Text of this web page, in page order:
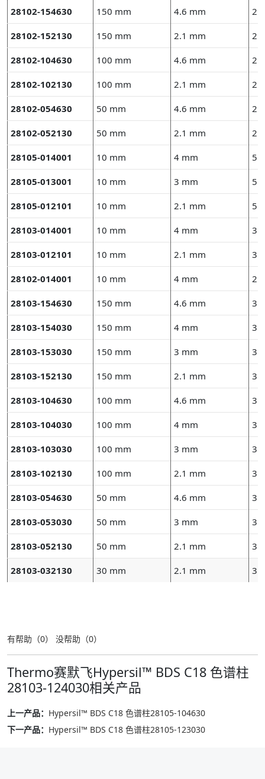
28102-154630 150 mm 4.6 mm
28102-152130 150 mm 2.1 mm
28102-104630 100 mm 4.6 mm
28102-102130 100 mm 2.1 mm
28102-054630 50 mm 4.6 mm
28102-052130 50 mm 2.1 mm
28105-014001 10 mm 4 mm 5
28105-013001 10 mm 3 mm 5
28105-012101 10 mm 2.1 mm 5
28103-014001 10 mm 4 mm 3
28103-012101 10 mm 2.1 mm 3
28102-014001 10 mm 4 mm
28103-154630 150 mm 4.6 mm 3
28103-154030 150 mm 4 mm 3
28103-153030 150 mm 3 mm 3
28103-152130 150 mm 2.1 mm 3
28103-104630 100 mm 4.6 mm 3
28103-104030 100 mm 4 mm 3
28103-103030 100 mm 3 mm 3
28103-102130 100 mm 2.1 mm 3
28103-054630 50 mm 4.6 mm 3
28103-053030 50 mm 3 mm 3
28103-052130 50 mm 2.1 mm 3
28103-032130 30 mm 2.1 mm 3
有帮助（0） 没帮助（0）
Thermo赛默飞Hypersil™ BDS C18 色谱柱
28103-124030相关产品
上一产品： Hypersil™ BDS C18 色谱柱28105-104630
下一产品： Hypersil™ BDS C18 色谱柱28105-123030